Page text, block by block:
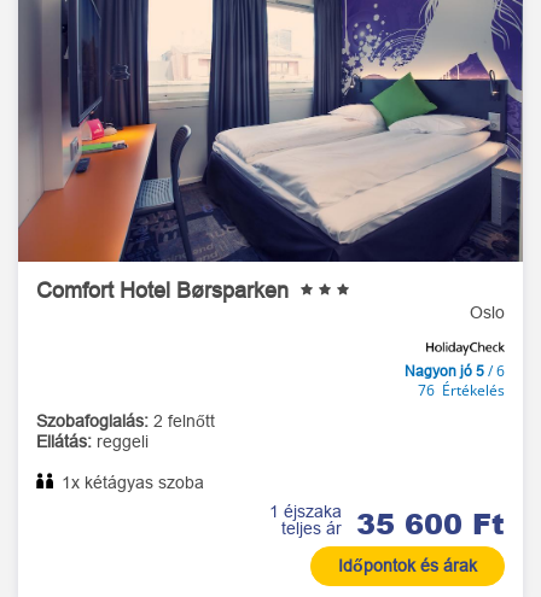
Comfort Hotel Børsparken
Oslo
Nagyon jó 5 / 6
76 Értékelés
Szobafoglalás: 2 felnőtt
Ellátás: reggeli
1x kétágyas szoba
1 éjszaka
teljes ár
35 600 Ft
Időpontok és árak